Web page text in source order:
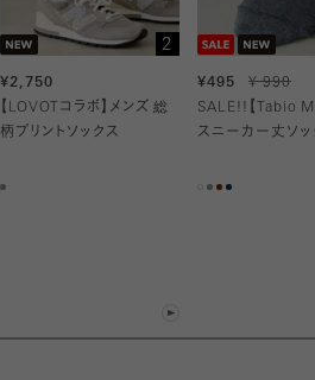
2
¥2,750
【LOVOTコラボ】メンズ 総
柄プリントソックス
¥495
¥ 990
SALE!!【Tabio
スニーカー丈ソッ